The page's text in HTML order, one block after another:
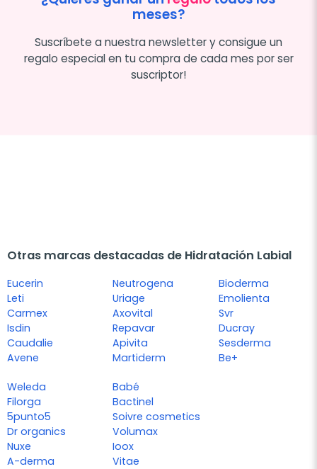
meses?
Suscríbete a nuestra newsletter y consigue un
regalo especial en tu compra de cada mes por ser
suscriptor!
Otras marcas destacadas de Hidratación Labial
Eucerin
Leti
Carmex
Isdin
Caudalie
Avene
Neutrogena
Uriage
Axovital
Repavar
Apivita
Martiderm
Bioderma
Emolienta
Svr
Ducray
Sesderma
Be+
Weleda
Filorga
5punto5
Dr organics
Nuxe
A-derma
Babé
Bactinel
Soivre cosmetics
Volumax
Ioox
Vitae